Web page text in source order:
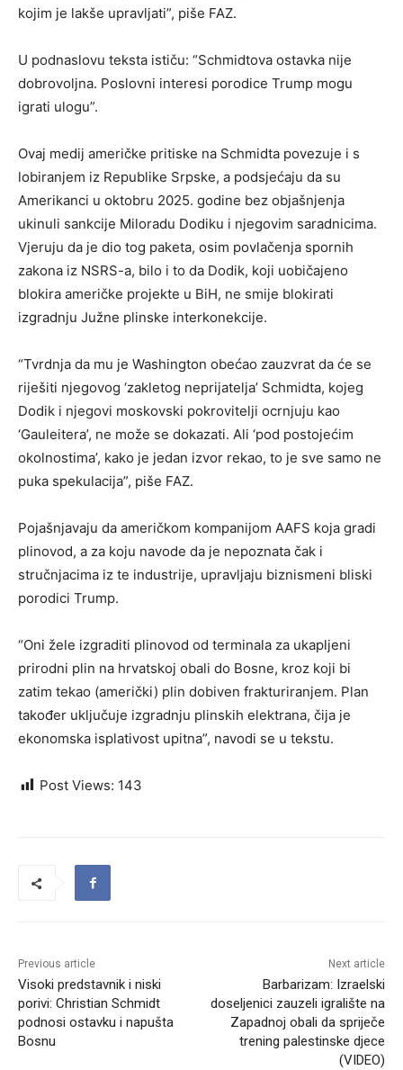
kojim je lakše upravljati”, piše FAZ.
U podnaslovu teksta ističu: “Schmidtova ostavka nije
dobrovoljna. Poslovni interesi porodice Trump mogu
igrati ulogu”.
Ovaj medij američke pritiske na Schmidta povezuje i s
lobiranjem iz Republike Srpske, a podsjećaju da su
Amerikanci u oktobru 2025. godine bez objašnjenja
ukinuli sankcije Miloradu Dodiku i njegovim saradnicima.
Vjeruju da je dio tog paketa, osim povlačenja spornih
zakona iz NSRS-a, bilo i to da Dodik, koji uobičajeno
blokira američke projekte u BiH, ne smije blokirati
izgradnju Južne plinske interkonekcije.
“Tvrdnja da mu je Washington obećao zauzvrat da će se
riješiti njegovog ‘zakletog neprijatelja’ Schmidta, kojeg
Dodik i njegovi moskovski pokrovitelji ocrnjuju kao
‘Gauleitera’, ne može se dokazati. Ali ‘pod postojećim
okolnostima’, kako je jedan izvor rekao, to je sve samo ne
puka spekulacija”, piše FAZ.
Pojašnjavaju da američkom kompanijom AAFS koja gradi
plinovod, a za koju navode da je nepoznata čak i
stručnjacima iz te industrije, upravljaju biznismeni bliski
porodici Trump.
“Oni žele izgraditi plinovod od terminala za ukapljeni
prirodni plin na hrvatskoj obali do Bosne, kroz koji bi
zatim tekao (američki) plin dobiven frakturiranjem. Plan
također uključuje izgradnju plinskih elektrana, čija je
ekonomska isplativost upitna”, navodi se u tekstu.
Post Views: 143
Previous article
Visoki predstavnik i niski
porivi: Christian Schmidt
podnosi ostavku i napušta
Bosnu
Next article
Barbarizam: Izraelski
doseljenici zauzeli igralište na
Zapadnoj obali da spriječe
trening palestinske djece
(VIDEO)